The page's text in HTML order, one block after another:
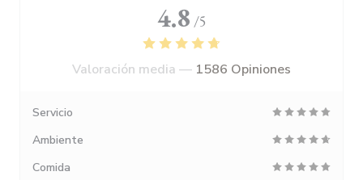
4.8 /5
Valoración media — 1586 Opiniones
Servicio
Ambiente
Comida